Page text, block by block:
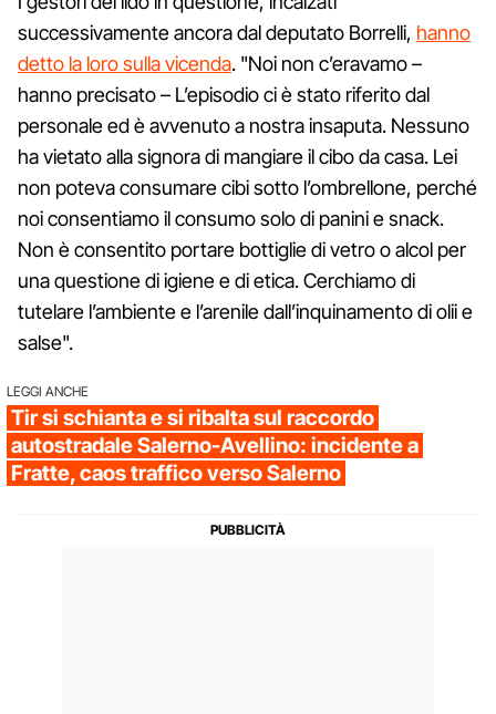
successivamente ancora dal deputato Borrelli, hanno
detto la loro sulla vicenda. "Noi non c’eravamo –
hanno precisato – L’episodio ci è stato riferito dal
personale ed è avvenuto a nostra insaputa. Nessuno
ha vietato alla signora di mangiare il cibo da casa. Lei
non poteva consumare cibi sotto l’ombrellone, perché
noi consentiamo il consumo solo di panini e snack.
Non è consentito portare bottiglie di vetro o alcol per
una questione di igiene e di etica. Cerchiamo di
tutelare l’ambiente e l’arenile dall’inquinamento di olii e
salse".
LEGGI ANCHE
Tir si schianta e si ribalta sul raccordo
autostradale Salerno-Avellino: incidente a
Fratte, caos traffico verso Salerno